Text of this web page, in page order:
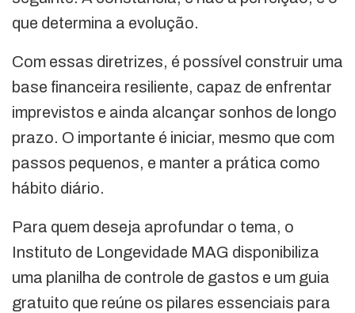
que determina a evolução.
Com essas diretrizes, é possível construir uma
base financeira resiliente, capaz de enfrentar
imprevistos e ainda alcançar sonhos de longo
prazo. O importante é iniciar, mesmo que com
passos pequenos, e manter a prática como
hábito diário.
Para quem deseja aprofundar o tema, o
Instituto de Longevidade MAG disponibiliza
uma planilha de controle de gastos e um guia
gratuito que reúne os pilares essenciais para